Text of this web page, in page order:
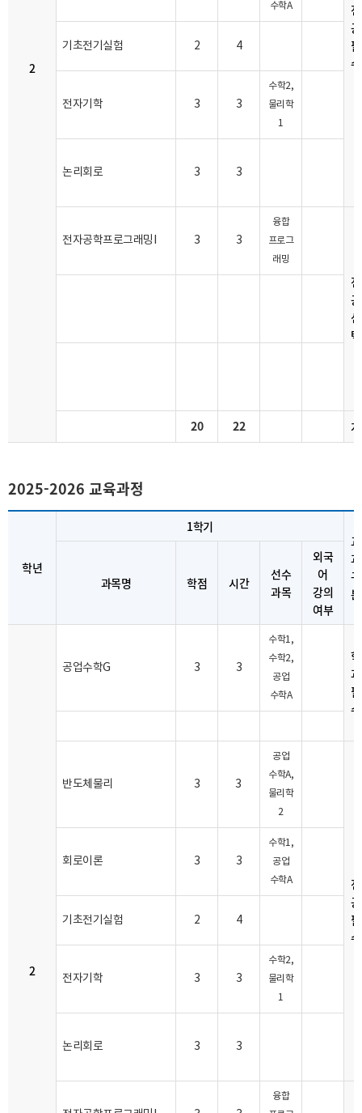
2
전
공
필
수
수학A
기초전기실험 2 4
전자기학 3 3
수학2,
물리학
1
논리회로 3 3
전자공학프로그래밍I 3 3
융합
프로그
래밍
전
공
선
택
20 22 계
2025-2026 교육과정
학년
1학기
교
과
구
분
과목명 학점 시간
선수
과목
외국
어
강의
여부
2
공업수학G 3 3
수학1,
수학2,
공업
수학A
학
과
필
수
반도체물리 3 3
공업
수학A,
물리학
2
전
공
필
수
회로이론 3 3
수학1,
공업
수학A
기초전기실험 2 4
전자기학 3 3
수학2,
물리학
1
논리회로 3 3
융합